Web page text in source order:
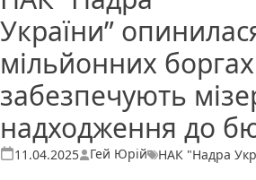
України”
мільйонних
забезпечують
надходження до
11.04.2025Опубліковано
Гей Юрій
Теги: НАК "Надра